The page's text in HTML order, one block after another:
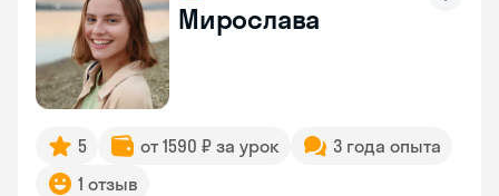
Мирослава
5 от 1590 ₽ за урок
3 года опыта
1 отзыв